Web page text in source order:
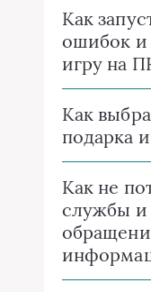
Как
ошибок и
игру на
Как
подарка
Как не
службы и